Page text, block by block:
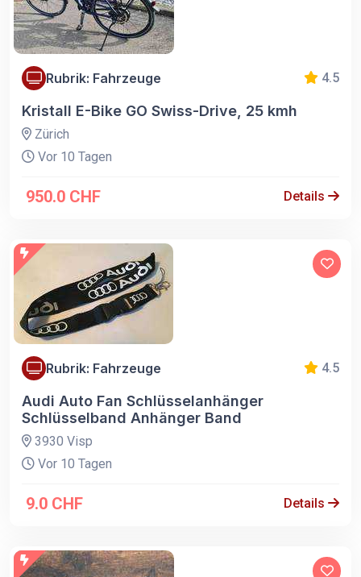
Rubrik: Fahrzeuge 4.5
Kristall E-Bike GO Swiss-Drive, 25 kmh
Zürich
Vor 10 Tagen
950.0 CHF Details
Rubrik: Fahrzeuge 4.5
Audi Auto Fan Schlüsselanhänger
Schlüsselband Anhänger Band
3930 Visp
Vor 10 Tagen
9.0 CHF Details